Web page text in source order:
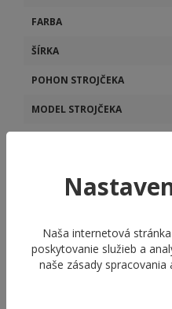
FARBA
ŠÍRKA
POHON STROJČEKA
MODEL STROJČEKA
Naša internetová
poskytovanie služieb a
naše zásady